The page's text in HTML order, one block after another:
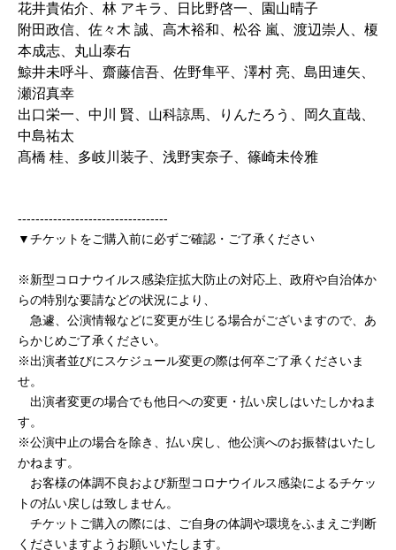
花井貴佑介、林 アキラ、日比野啓一、園山晴子
附田政信、佐々木 誠、高木裕和、松谷 嵐、渡辺崇人、榎
本成志、丸山泰右
鯨井未呼斗、齋藤信吾、佐野隼平、澤村 亮、島田連矢、
瀬沼真幸
出口栄一、中川 賢、山科諒馬、りんたろう、岡久直哉、
中島祐太
髙橋 桂、多岐川装子、浅野実奈子、篠崎未伶雅
----------------------------------
▼チケットをご購入前に必ずご確認・ご了承ください
※新型コロナウイルス感染症拡大防止の対応上、政府や自治体か
らの特別な要請などの状況により、
急遽、公演情報などに変更が生じる場合がございますので、あ
らかじめご了承ください。
※出演者並びにスケジュール変更の際は何卒ご了承くださいま
せ。
出演者変更の場合でも他日への変更・払い戻しはいたしかねま
す。
※公演中止の場合を除き、払い戻し、他公演へのお振替はいたし
かねます。
お客様の体調不良および新型コロナウイルス感染によるチケッ
トの払い戻しは致しません。
チケットご購入の際には、ご自身の体調や環境をふまえご判断
くださいますようお願いいたします。